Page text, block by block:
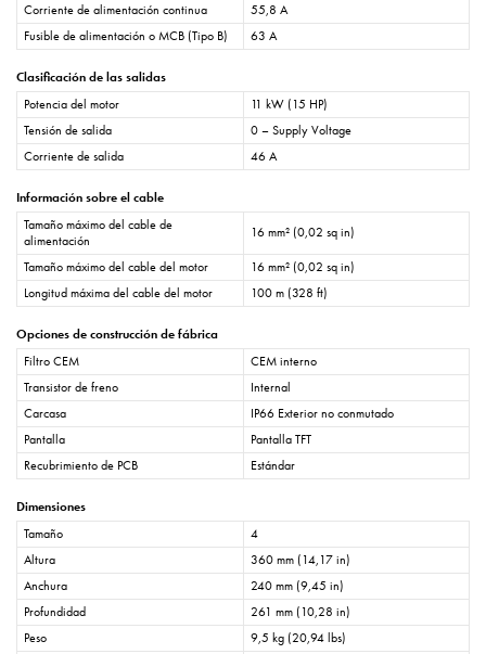
Corriente de alimentación continua
55,8 A
Fusible de alimentación o MCB (Tipo B)
63 A
Clasificación de las salidas
Potencia del motor
11 kW (15 HP)
Tensión de salida
0 – Supply Voltage
Corriente de salida
46 A
Información sobre el cable
Tamaño máximo del cable de
alimentación
16 mm² (0,02 sq in)
Tamaño máximo del cable del motor
16 mm² (0,02 sq in)
Longitud máxima del cable del motor
100 m (328 ft)
Opciones de construcción de fábrica
Filtro CEM
CEM interno
Transistor de freno
Internal
Carcasa
IP66 Exterior no conmutado
Pantalla
Pantalla TFT
Recubrimiento de PCB
Estándar
Dimensiones
Tamaño
4
Altura
360 mm (14,17 in)
Anchura
240 mm (9,45 in)
Profundidad
261 mm (10,28 in)
Peso
9,5 kg (20,94 lbs)